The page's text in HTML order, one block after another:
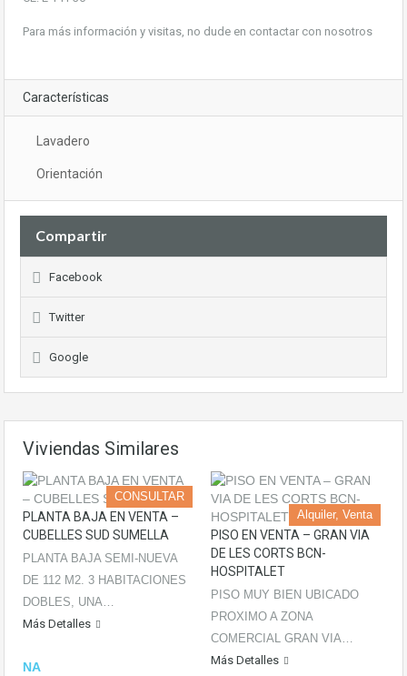
Para más información y visitas, no dude en contactar con nosotros
Características
Lavadero
Orientación
Compartir
Facebook
Twitter
Google
Viviendas Similares
CONSULTAR
PLANTA BAJA EN VENTA –
CUBELLES SUD SUMELLA
PLANTA BAJA SEMI-NUEVA
DE 112 M2. 3 HABITACIONES
DOBLES, UNA…
Más Detalles
NA
Alquiler, Venta
PISO EN VENTA – GRAN VIA
DE LES CORTS BCN-
HOSPITALET
PISO MUY BIEN UBICADO
PROXIMO A ZONA
COMERCIAL GRAN VIA…
Más Detalles